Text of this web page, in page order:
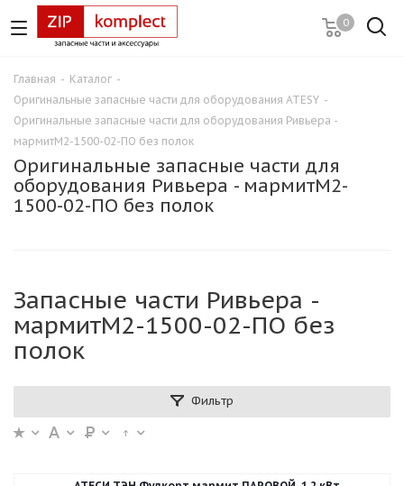
0
Главная - Каталог -
Оригинальные запасные части для оборудования ATESY -
Оригинальные запасные части для оборудования Ривьера -
мармитМ2-1500-02-ПО без полок
Оригинальные запасные части для
оборудования Ривьера - мармитМ2-
1500-02-ПО без полок
Запасные части Ривьера -
мармитМ2-1500-02-ПО без
полок
Фильтр